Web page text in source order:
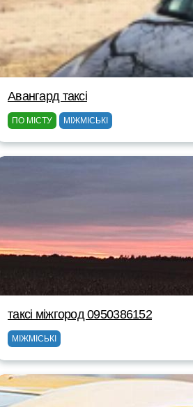
Авангард таксі
ПО МІСТУ МІЖМІСЬКІ
таксі міжгород 0950386152
МІЖМІСЬКІ